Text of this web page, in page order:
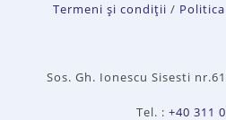
Termeni și condiții /
Sos. Gh. Ionescu Sisesti
Tel. : +40 311